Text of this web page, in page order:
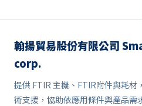
翰揚貿易股份有限公司
corp.
提供 FTIR 主機、FTIR附件與耗材
術支援，協助依應用條件與產品需